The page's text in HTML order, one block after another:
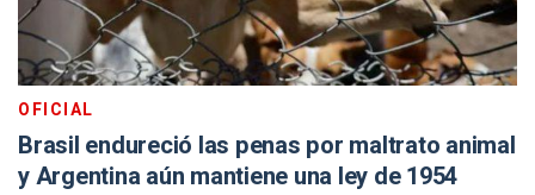
OFICIAL
Brasil endureció las penas por maltrato animal
y Argentina aún mantiene una ley de 1954